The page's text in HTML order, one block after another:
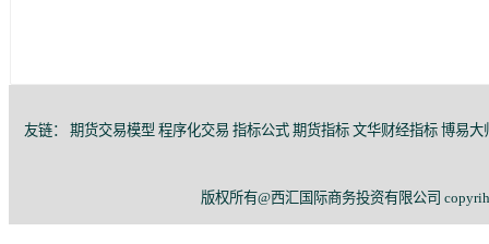
友链： 期货交易模型 程序化交易 指标公式 期货指标 文华财经指标 博易大
版权所有@西汇国际商务投资有限公司